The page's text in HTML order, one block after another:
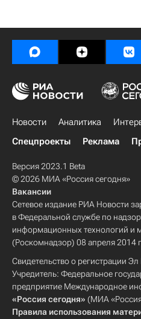
Новости Аналитика
Спецпроекты
Реклама
Версия 2023.1 Beta
© 2026 МИА «Россия сегодня»
Вакансии
Сетевое издание РИА Новости
в Федеральной службе по
информационных технологий и
(Роскомнадзор) 08 апреля 2014
Свидетельство о регистрации
Учредитель: Федеральное
предприятие Международное
«Россия сегодня» (МИА
Правила использования